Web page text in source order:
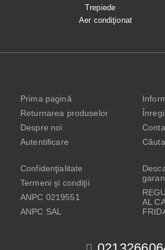
Trepiede
Aer condiţionat
Prima pagină
Returnarea produselor
Despre noi
Autentificare
Confidenţialitate
Termeni şi condiţii
ANPC 0219551
ANPC SAL
AL